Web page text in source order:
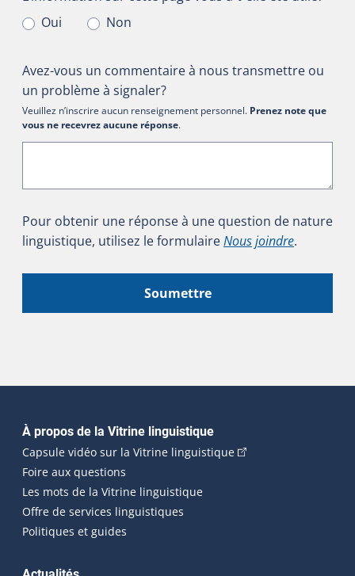
Oui
Non
Avez-vous un commentaire à nous transmettre ou
un problème à signaler?
Veuillez n’inscrire aucun renseignement personnel. Prenez note que
vous ne recevrez aucune réponse.
Pour obtenir une réponse à une question de nature
linguistique, utilisez le formulaireNous joindre.
Soumettre
Navigation principale
À propos de la Vitrine linguistique
Capsule vidéo sur la Vitrine linguistique(Cet hyperlien
Foire aux questions
Les mots de la Vitrine linguistique
Offre de services linguistiques
Politiques et guides